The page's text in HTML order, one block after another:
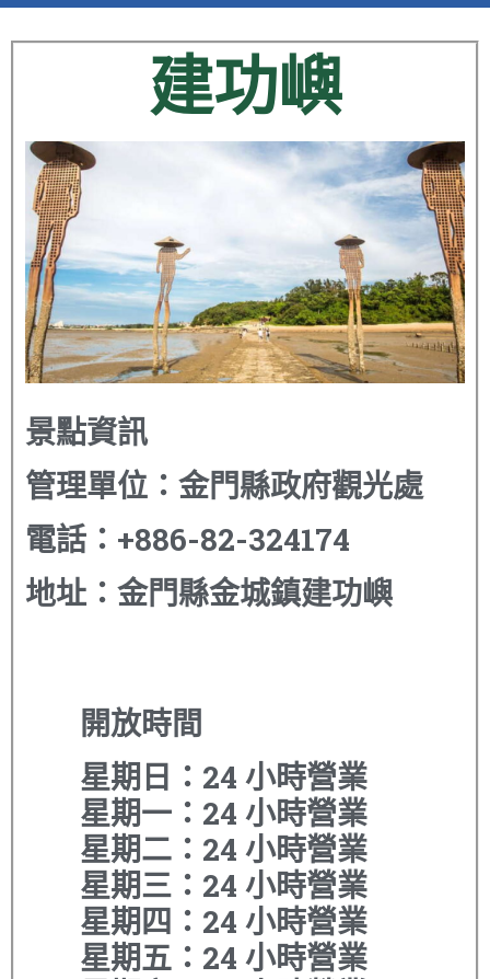
建功嶼
景點資訊
管理單位： 金門縣政府觀光處
電話： +886-82-324174
地址： 金門縣金城鎮建功嶼
開放時間
星期日：24 小時營業
星期一：24 小時營業
星期二：24 小時營業
星期三：24 小時營業
星期四：24 小時營業
星期五：24 小時營業